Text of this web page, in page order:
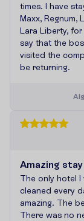
times. I have
Maxx, Regnum,
Lara Liberty, for
say that the
visited the
be returning.
Alg
Amazing stay
The only hotel
cleaned every
amazing. The
There was no